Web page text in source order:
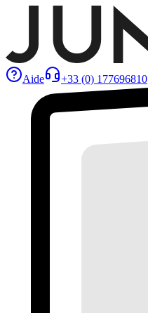
Aide +33 (0) 177696810